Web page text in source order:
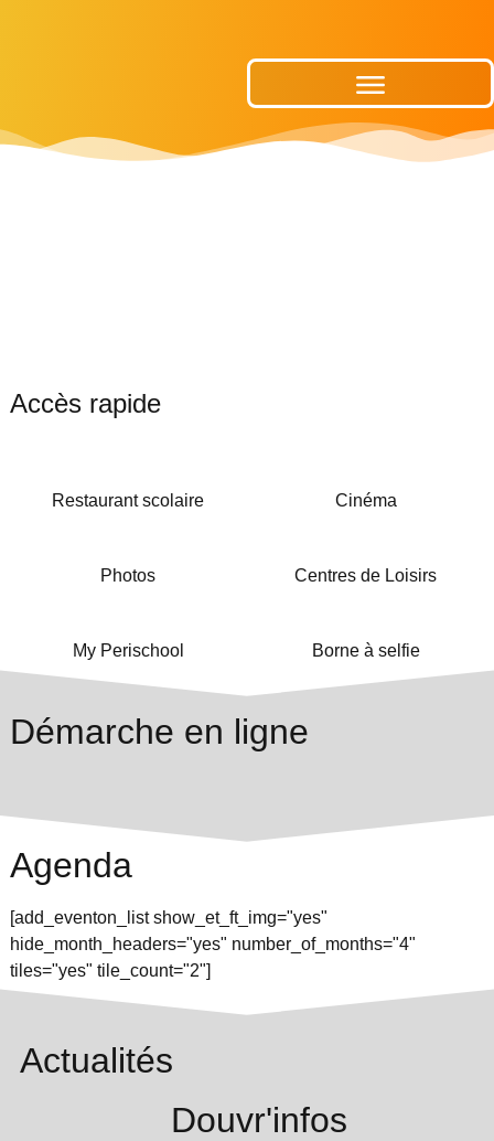
Accès rapide
Restaurant scolaire Cinéma
Photos Centres de Loisirs
My Perischool Borne à selfie
Démarche en ligne
Agenda
[add_eventon_list show_et_ft_img="yes"
hide_month_headers="yes" number_of_months="4"
tiles="yes" tile_count="2"]
Actualités
Douvr'infos